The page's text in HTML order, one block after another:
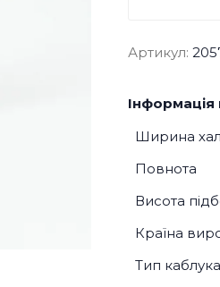
Артикул:
Ширина
Повнота
Висота
Країна
Тип каблука